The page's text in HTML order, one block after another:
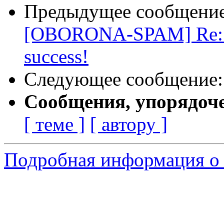
Предыдущее
[OBORONA-SPAM]
success!
Следующее
Сообщения,
[ теме ] [ автору ]
Подробная информация о